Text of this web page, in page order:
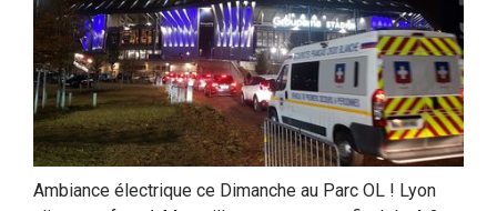
Ambiance électrique ce Dimanche au Parc OL ! Lyon